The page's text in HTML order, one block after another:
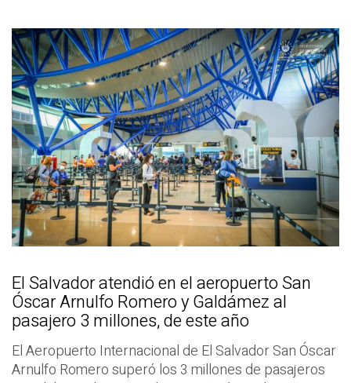
El Salvador atendió en el aeropuerto San
Óscar Arnulfo Romero y Galdámez al
pasajero 3 millones, de este año
El Aeropuerto Internacional de El Salvador San Óscar
Arnulfo Romero superó los 3 millones de pasajeros